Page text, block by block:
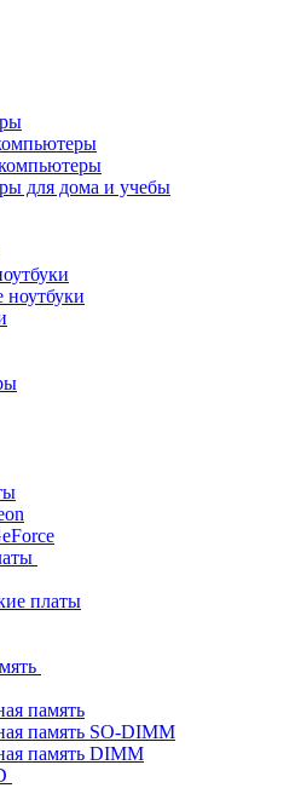
для дома и учебы
ноутбуки
платы
память
память SO-DIMM
память DIMM